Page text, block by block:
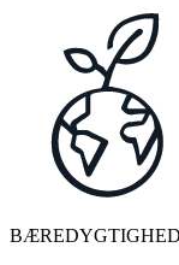
BÆREDYGTIGHED